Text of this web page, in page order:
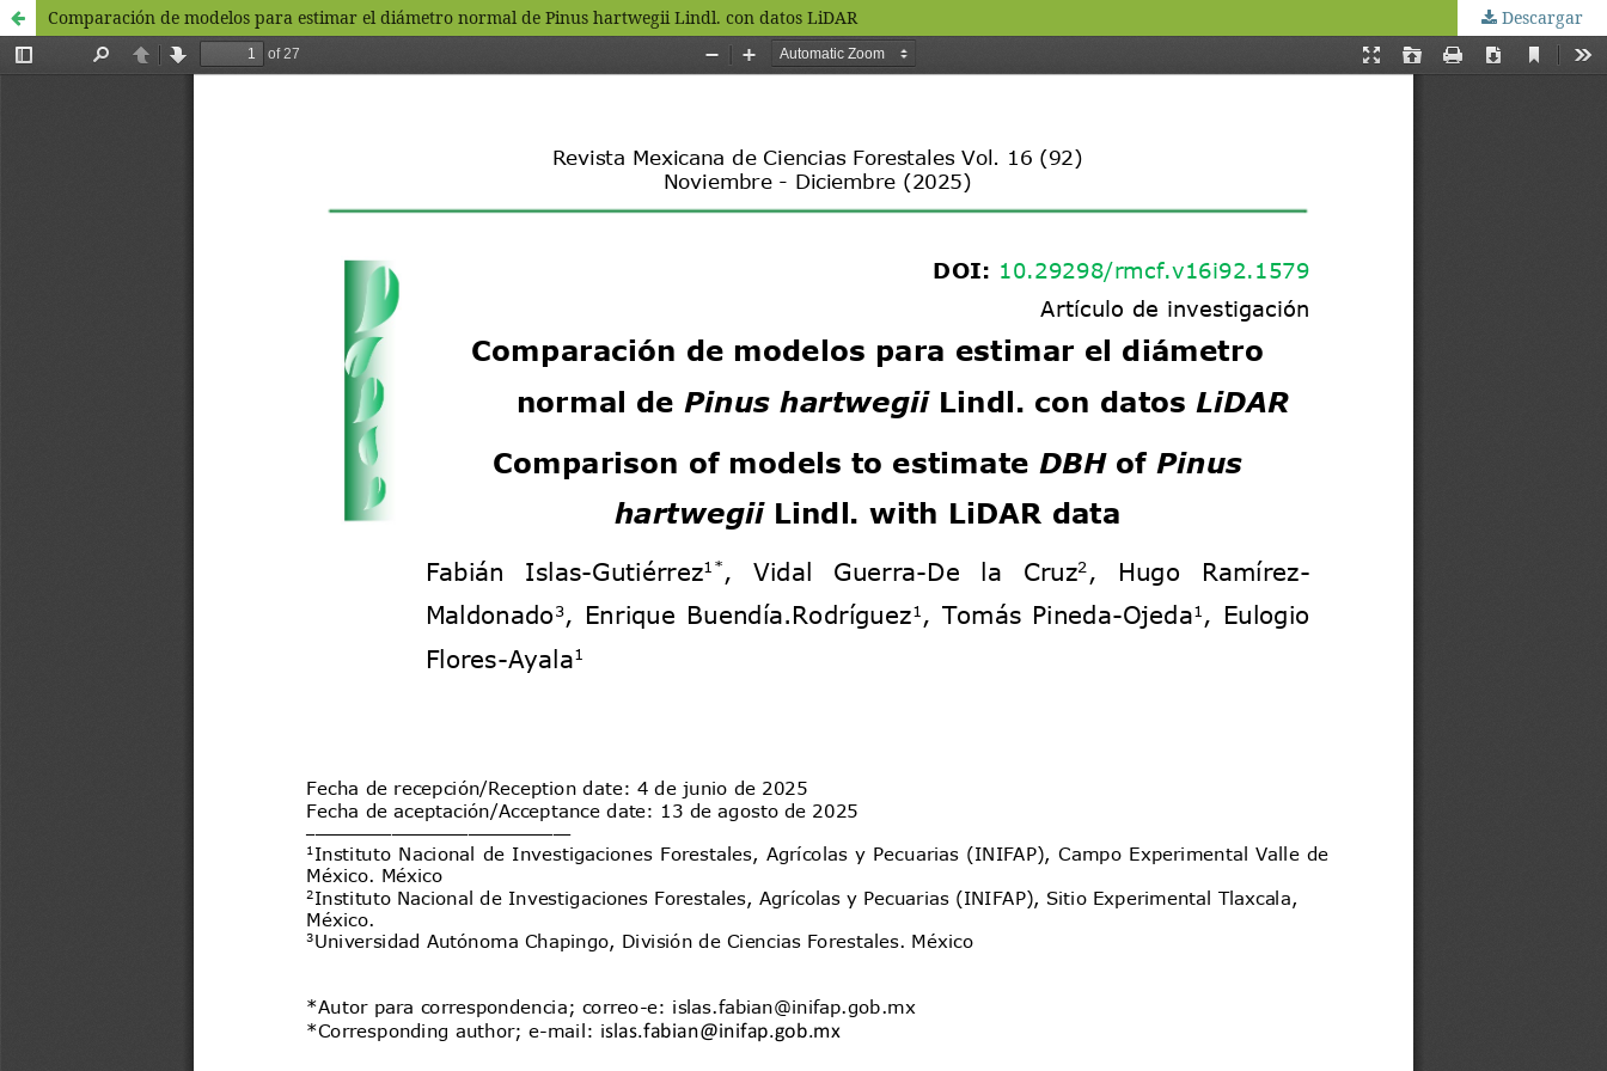
Comparación de modelos para estimar el diámetro normal de Pinus hartwegii Lindl. con datos LiDAR Descargar